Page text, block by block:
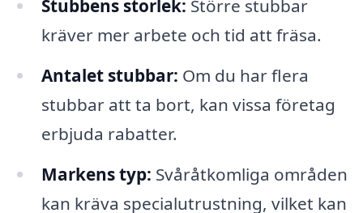
Stubbens storlek: Större stubbar
kräver mer arbete och tid att fräsa.
Antalet stubbar: Om du har flera
stubbar att ta bort, kan vissa företag
erbjuda rabatter.
Markens typ: Svåråtkomliga områden
kan kräva specialutrustning, vilket kan